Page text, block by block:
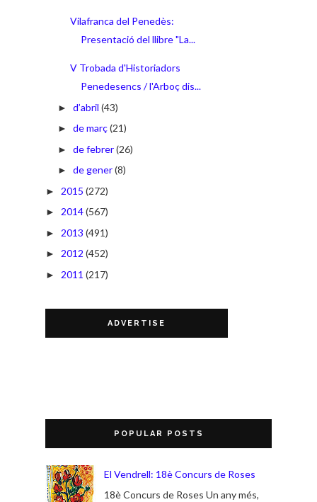
Vilafranca del Penedès:
Presentació del llibre "La...
V Trobada d'Historiadors
Penedesencs / l'Arboç dis...
► d’abril (43)
► de març(21)
► de febrer(26)
► de gener(8)
► 2015 (272)
► 2014(567)
► 2013 (491)
► 2012 (452)
► 2011 (217)
ADVERTISE
POPULAR POSTS
El Vendrell: 18è Concurs de Roses
18è Concurs de Roses Un any més,